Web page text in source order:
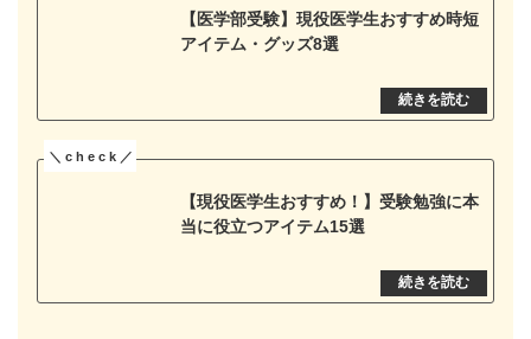
【医学部受験】現役医学生おすすめ時短
アイテム・グッズ8選
【現役医学生おすすめ！】受験勉強に本
当に役立つアイテム15選